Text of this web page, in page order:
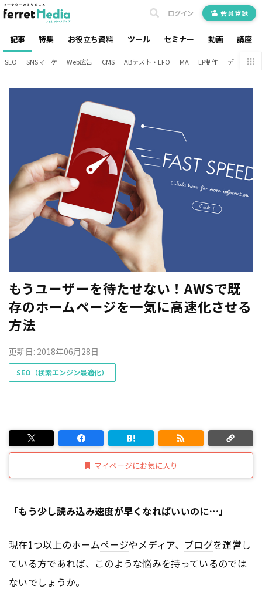
記事 特集 お役立ち資料 ツール セミナー 動画 講座
ログイン 会員登録
SEO SNSマーケ Web広告 CMS ABテスト・EFO MA LP制作 データ分析
もうユーザーを待たせない！AWSで既
存のホームページを一気に高速化させる
方法
更新日: 2018年06月28日
SEO（検索エンジン最適化）
マイページにお気に入り
「もう少し読み込み速度が早くなればいいのに…」
現在1つ以上のホームページやメディア、 ブログを運営し
ている方であれば、このような悩みを持っているのでは
ないでしょうか。